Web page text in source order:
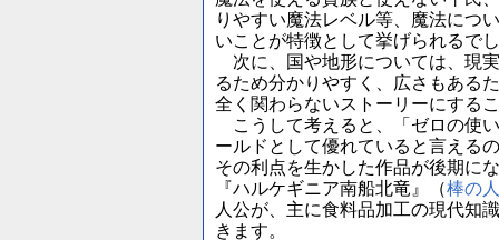
りやすい魔法レベル等、魔法につ
いことが特徴として挙げられるで
次に、国や地形については、現
るため分かりやすく、広さもある
全く関わらないストーリーにする
こうして考えると、「ゼロの使
ールドとして優れていると言える
その利点を生かした作品が後期に
『ハルケギニア南船北竜』（棒の
人公が、主に食料品加工の現代知
きます。